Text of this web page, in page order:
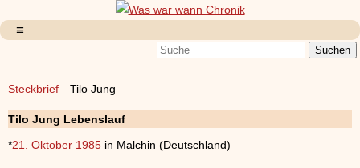
Steckbrief Tilo Jung
Tilo Jung Lebenslauf
*21. Oktober 1985 in Malchin (Deutschland)